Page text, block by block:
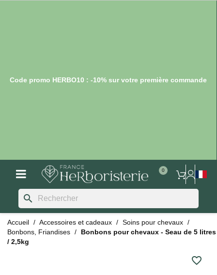
Code promo HERBO10 : -10% sur votre première commande
search
Accueil Accessoires et cadeaux
Soins pour chevaux
Bonbons, Friandises
Bonbons pour chevaux - Seau de 5 litres
/ 2,5kg
favorite_border